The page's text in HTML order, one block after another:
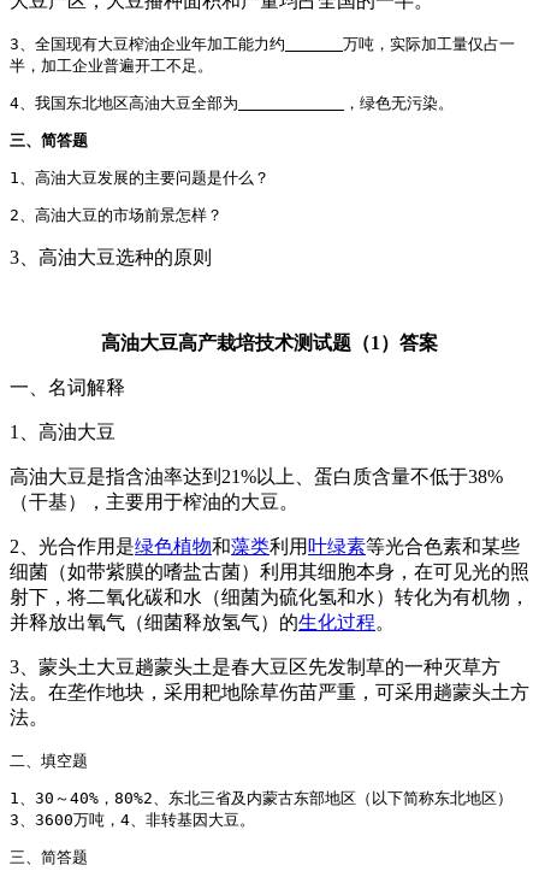
3、全国现有大豆榨油企业年加工能力约
万吨，实际加工量仅占一
半，加工企业普遍开工不足。
4、我国东北地区高油大豆全部为 ，绿色无污染。
三、简答题
1、高油大豆发展的主要问题是什么？
2、高油大豆的市场前景怎样？
3、高油大豆选种的原则
高油大豆高产栽培技术测试题（1 ）答案
一、名词解释
1、高油大豆
高油大豆是指含油率达到21%以上、蛋白质含量不低于38%
（干基），主要用于榨油的大豆。
2、光合作用是绿色植物和藻类利用 叶绿素等光合色素和某些
细菌（如带紫膜的嗜盐古菌）利用其细胞本身，在可见光的照
射下，将二氧化碳和水（细菌为硫化氢和水）转化为有机物，
并释放出氧气（细菌释放氢气）的生化过程。
3、蒙头土大豆趟蒙头土是春大豆区先发制草的一种灭草方
法。在垄作地块，采用耙地除草伤苗严重，可采用趟蒙头土方
法。
二、填空题
1、30～40%，80%2、东北三省及内蒙古东部地区（以下简称东北地区）
3、3600万吨，4、非转基因大豆。
三、简答题